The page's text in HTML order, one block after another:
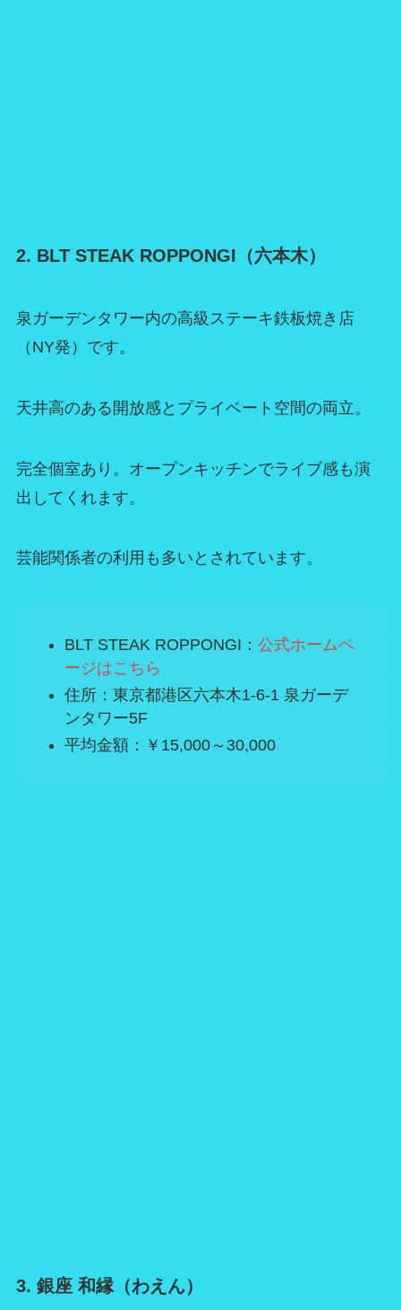
2. BLT STEAK ROPPONGI（六本木）
泉ガーデンタワー内の高級ステーキ鉄板焼き店
（NY発）です。
天井高のある開放感とプライベート空間の両立。
完全個室あり。オープンキッチンでライブ感も演
出してくれます。
芸能関係者の利用も多いとされています。
BLT STEAK ROPPONGI： 公式ホームペ
ージはこちら
住所：東京都港区六本木1-6-1 泉ガーデ
ンタワー5F
平均金額：￥15,000～30,000
3. 銀座 和縁（わえん）